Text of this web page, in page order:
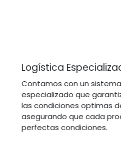
Logística
Contamos con un
especializado que
las condiciones optimas
asegurando que cada
perfectas condiciones.